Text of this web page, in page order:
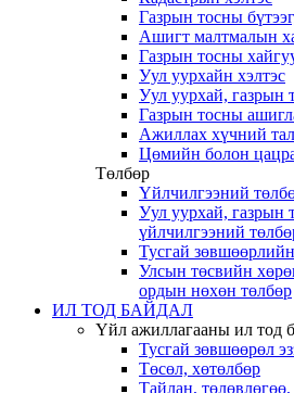
Газрын тосны
Ашигт малтмалын
Газрын тосны
Уул уурхайн хэлтэс
Уул уурхай, газрын
Газрын тосны
Ажиллах хүчний
Цөмийн болон
Төлбөр
Үйлчилгээний
Уул уурхай, газрын
үйлчилгээний
Тусгай
Улсын төсвийн
ордын нөхөн төлбөр
ИЛ ТОД БАЙДАЛ
Үйл ажиллагааны ил тод
Тусгай зөвшөөрөл
Төсөл, хөтөлбөр
Тайлан, төлөвлөгөө,